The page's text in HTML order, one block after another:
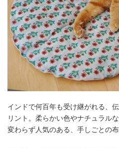
インドで何百年も受け継がれる、
リント。柔らかい色やナチュラル
変わらず人気のある、手しごとの布